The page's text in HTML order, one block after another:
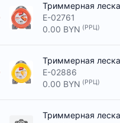
Триммерная
E-02761
0.00 BYN (РРЦ)
Триммерная
E-02886
0.00 BYN (РРЦ)
Триммерная